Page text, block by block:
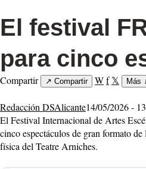
El festival
para cinco
Compartir ↗ Compartir Wf 𝕏 Más ↓
Redacción DSAlicante14/05/2026 -
El Festival Internacional de Artes
cinco espectáculos de gran formato
física del Teatre Arniches.